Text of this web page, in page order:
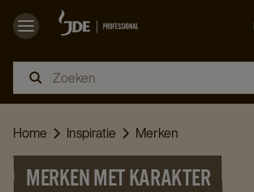
Home Inspiratie Merken
MERKEN MET KARAKTER